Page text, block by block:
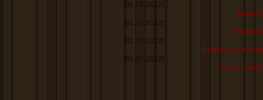
[01.07.2012]
Когда
[01.07.2012]
Если
[01.07.2012]
Общение как
[01.07.2012]
Как